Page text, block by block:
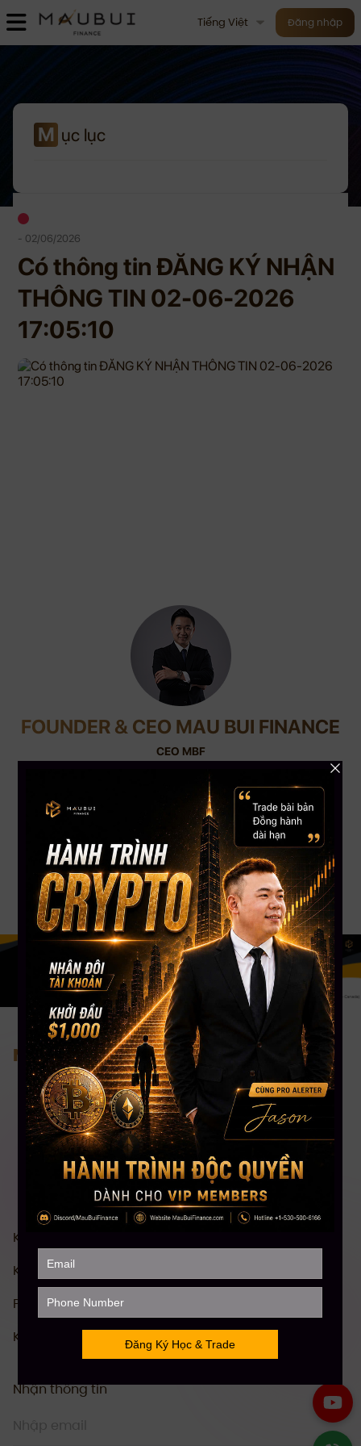
Tiếng Việt Đăng nhập
M ục lục
- 02/06/2026
Có thông tin ĐĂNG KÝ NHẬN
THÔNG TIN 02-06-2026
17:05:10
FOUNDER & CEO MAU BUI FINANCE
CEO MBF
Với kinh nghiệm chinh chiến gần 12 năm Trading Crypto và 8 năm Trading
Stock USA. CEO Mau Bui sở hữu số lượng học viên trên toàn cầu lên đến
gần 5000+, kênh Youtube đạt Nút Bạc với hơn 108,000 Subscribers. CEO
Mau Bui sẽ là người coaching hướng dẫn, chia sẻ kinh nghiệm & đồng hành
phù hợp nhất cho bạn.
Nơi tiếp cận đầu tư bài bản nhất
Khóa Học Chứng khoán Mỹ Toàn diện
Khóa Học Đầu tư Crypto Toàn diện
Phân Tích Kỹ Thuật (TA)
Khóa Học Stock Future Trading
Nhận thông tin